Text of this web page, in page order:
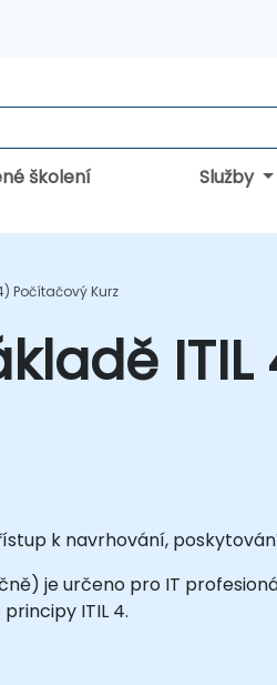
školení Služby
Počítačový Kurz
k navrhování,
je určeno pro IT
ITIL 4.